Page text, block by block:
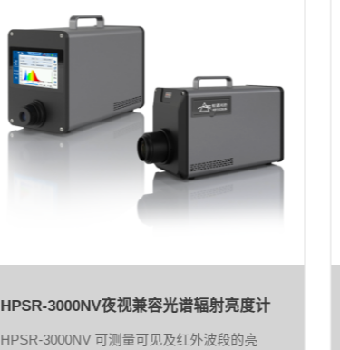
HPSR-3000NV夜视兼容光谱辐射亮度计
HPSR-3000NV 可测量可见及红外波段的亮